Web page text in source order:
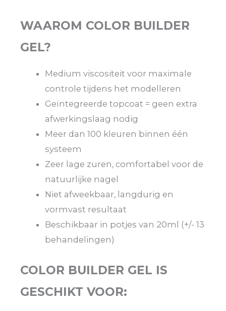
WAAROM COLOR BUILDER
GEL?
Medium viscositeit voor maximale
controle tijdens het modelleren
Geïntegreerde topcoat = geen extra
afwerkingslaag nodig
Meer dan 100 kleuren binnen één
systeem
Zeer lage zuren, comfortabel voor de
natuurlijke nagel
Niet afweekbaar, langdurig en
vormvast resultaat
Beschikbaar in potjes van 20ml (+/- 13
behandelingen)
COLOR BUILDER GEL IS
GESCHIKT VOOR: